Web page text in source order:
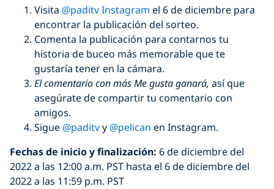
Visita @paditv Instagram el 6 de diciembre para
encontrar la publicación del sorteo.
Comenta la publicación para contarnos tu
historia de buceo más memorable que te
gustaría tener en la cámara.
El comentario con más Me gusta ganará, así que
asegúrate de compartir tu comentario con
amigos.
Sigue @paditvy @pelican en Instagram.
Fechas de inicio y finalización: 6 de diciembre del
2022 a las 12:00 a.m. PST hasta el 6 de diciembre del
2022 a las 11:59 p.m. PST